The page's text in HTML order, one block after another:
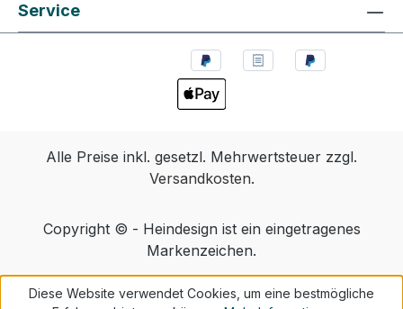
Service
Alle Preise inkl. gesetzl. Mehrwertsteuer zzgl.
Versandkosten.
Copyright © - Heindesign ist ein eingetragenes
Markenzeichen.
Diese Website verwendet Cookies, um eine bestmögliche